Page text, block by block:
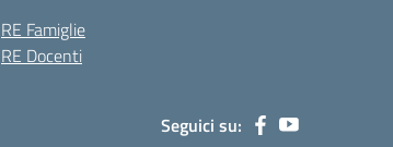
RE Famiglie
RE Docenti
Seguici su: